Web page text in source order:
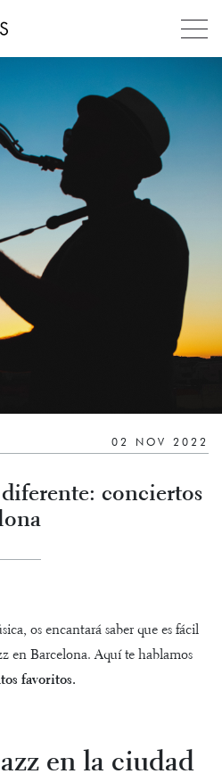
02 NOV 2022
conciertos
os encantará saber que es fácil
en Barcelona. Aquí te hablamos
favoritos.
en la ciudad